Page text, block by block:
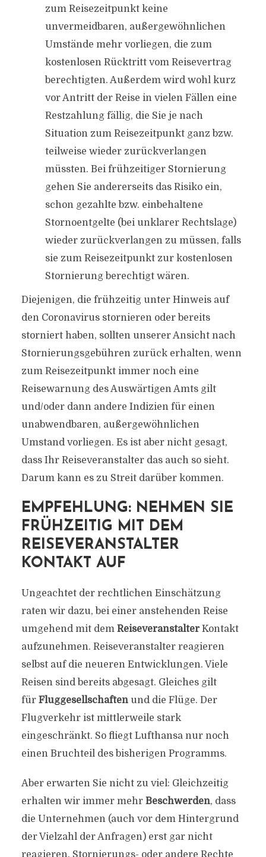
zum Reisezeitpunkt keine
unvermeidbaren, außergewöhnlichen
Umstände mehr vorliegen, die zum
kostenlosen Rücktritt vom Reisevertrag
berechtigten. Außerdem wird wohl kurz
vor Antritt der Reise in vielen Fällen eine
Restzahlung fällig, die Sie je nach
Situation zum Reisezeitpunkt ganz bzw.
teilweise wieder zurückverlangen
müssten. Bei frühzeitiger Stornierung
gehen Sie andererseits das Risiko ein,
schon gezahlte bzw. einbehaltene
Stornoentgelte (bei unklarer Rechtslage)
wieder zurückverlangen zu müssen, falls
sie zum Reisezeitpunkt zur kostenlosen
Stornierung berechtigt wären.
Diejenigen, die frühzeitig unter Hinweis auf
den Coronavirus stornieren oder bereits
storniert haben, sollten unserer Ansicht nach
Stornierungsgebühren zurück erhalten, wenn
zum Reisezeitpunkt immer noch eine
Reisewarnung des Auswärtigen Amts gilt
und/oder dann andere Indizien für einen
unabwendbaren, außergewöhnlichen
Umstand vorliegen. Es ist aber nicht gesagt,
dass Ihr Reiseveranstalter das auch so sieht.
Darum kann es zu Streit darüber kommen.
EMPFEHLUNG: NEHMEN SIE
FRÜHZEITIG MIT DEM
REISEVERANSTALTER
KONTAKT AUF
Ungeachtet der rechtlichen Einschätzung
raten wir dazu, bei einer anstehenden Reise
umgehend mit dem ReiseveranstalterKontakt
aufzunehmen. Reiseveranstalter reagieren
selbst auf die neueren Entwicklungen. Viele
Reisen sind bereits abgesagt. Gleiches gilt
für Fluggesellschaftenund die Flüge. Der
Flugverkehr ist mittlerweile stark
eingeschränkt. So fliegt Lufthansa nur noch
einen Bruchteil des bisherigen Programms.
Aber erwarten Sie nicht zu viel: Gleichzeitig
erhalten wir immer mehr Beschwerden, dass
die Unternehmen (auch vor dem Hintergrund
der Vielzahl der Anfragen) erst gar nicht
reagieren, Stornierungs- oder andere Rechte